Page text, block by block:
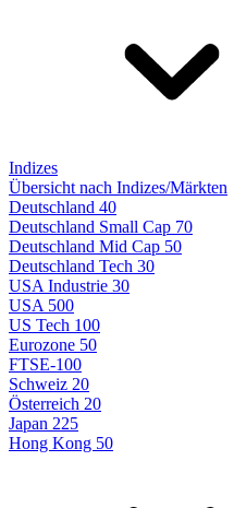
Indizes
Übersicht nach Indizes/Märkten
Deutschland 40
Deutschland Small Cap 70
Deutschland Mid Cap 50
Deutschland Tech 30
USA Industrie 30
USA 500
US Tech 100
Eurozone 50
FTSE-100
Schweiz 20
Österreich 20
Japan 225
Hong Kong 50